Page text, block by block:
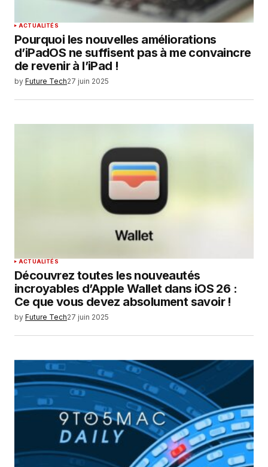
ACTUALITÉS
Pourquoi les nouvelles améliorations
d’iPadOS ne suffisent pas à me convaincre
de revenir à l’iPad !
by Future Tech27 juin 2025
ACTUALITÉS
Découvrez toutes les nouveautés
incroyables d’Apple Wallet dans iOS 26 :
Ce que vous devez absolument savoir !
by Future Tech27 juin 2025